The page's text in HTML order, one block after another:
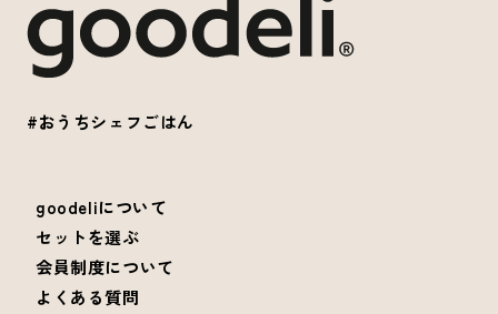
#おうちシェフごはん
goodeliについて
セットを選ぶ
会員制度について
よくある質問